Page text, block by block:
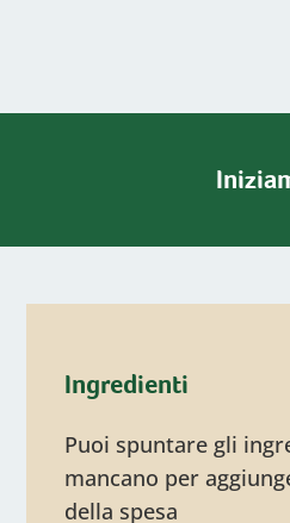
Ingredienti
Puoi spuntare gli
mancano per
della spesa